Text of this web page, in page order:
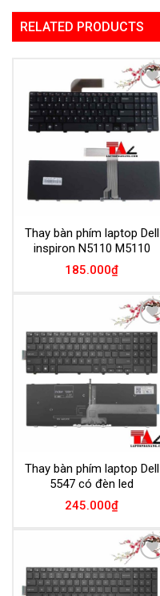
RELATED PRODUCTS
Add to
Wishlist
Thay bàn phím laptop Dell
inspiron N5110 M5110
185.000₫
Add to
Wishlist
Thay bàn phím laptop Dell
5547 có đèn led
245.000₫
Add to
Wishlist